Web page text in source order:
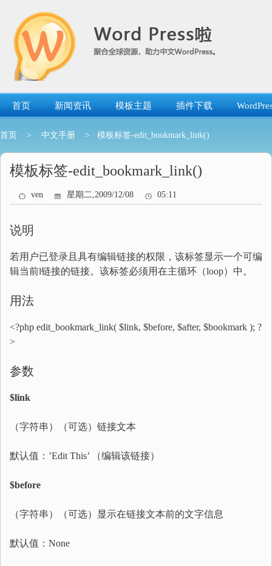
首页 新闻资讯 模板主题 插件下载
首页 > 中文手册 > 模板标签-edit_bookmark_link()
模板标签-edit_bookmark_link()
ven 星期二,2009/12/08 05:11
说明
若用户已登录且具有编辑链接的权限，该标签显示一个可编
辑当前l链接的链接。该标签必须用在主循环（loop）中。
用法
<?php edit_bookmark_link( $link, $before, $after, $bookmark ); ?
>
参数
$link
（字符串）（可选）链接文本
默认值：’Edit This’ （编辑该链接）
$before
（字符串）（可选）显示在链接文本前的文字信息
默认值：None